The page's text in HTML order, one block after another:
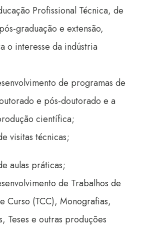
Profissional Técnica, de
graduação e extensão,
o interesse da indústria
de programas de
e pós-doutorado e a
científica;
visitas técnicas;
aulas práticas;
de Trabalhos de
Curso (TCC), Monografias,
Teses e outras produções